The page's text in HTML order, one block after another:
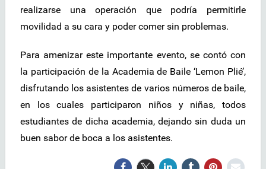
realizarse una operación que podría permitirle
movilidad a su cara y poder comer sin problemas.
Para amenizar este importante evento, se contó con
la participación de la Academia de Baile ‘Lemon Plié’,
disfrutando los asistentes de varios números de baile,
en los cuales participaron niños y niñas, todos
estudiantes de dicha academia, dejando sin duda un
buen sabor de boca a los asistentes.